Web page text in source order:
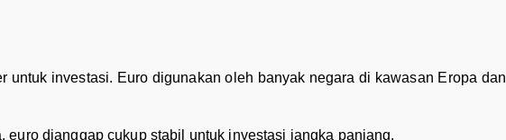
untuk investasi. Euro digunakan oleh banyak negara di kawasan Eropa dan
dianggap cukup stabil untuk investasi jangka panjang.